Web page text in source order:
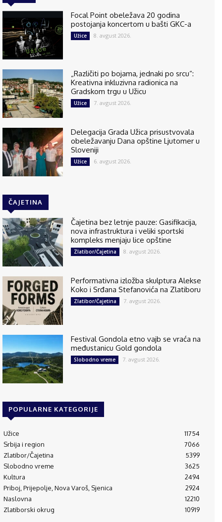
Focal Point obeležava 20 godina
postojanja koncertom u bašti GKC-a
Užice 8. avgust 2026.
„Različiti po bojama, jednaki po srcu“:
Kreativna inkluzivna radionica na
Gradskom trgu u Užicu
Užice 7. avgust 2026.
Delegacija Grada Užica prisustvovala
obeležavanju Dana opštine Ljutomer u
Sloveniji
Užice 6. avgust 2026.
ČAJETINA
Čajetina bez letnje pauze: Gasifikacija,
nova infrastruktura i veliki sportski
kompleks menjaju lice opštine
Zlatibor/Čajetina 8. avgust 2026.
Performativna izložba skulptura Alekse
Koko i Srđana Stefanovića na Zlatiboru
Zlatibor/Čajetina 7. avgust 2026.
Festival Gondola etno vajb se vraća na
međustanicu Gold gondola
Slobodno vreme 7. avgust 2026.
POPULARNE KATEGORIJE
Užice
11754
Srbija i region
7066
Zlatibor/Čajetina
5399
Slobodno vreme
3625
Kultura
2494
Priboj, Prijepolje, Nova Varoš, Sjenica
2924
Naslovna
12210
Zlatiborski okrug
10919